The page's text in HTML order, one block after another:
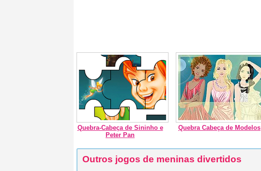
Quebra-Cabeça de Sininho e
Peter Pan
Quebra Cabeça de Modelos
Outros jogos de meninas divertidos